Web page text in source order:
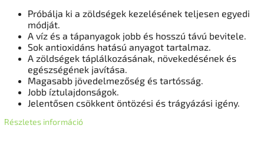
Próbálja ki a zöldségek kezelésének teljesen egyedi
módját.
A víz és a tápanyagok jobb és hosszú távú bevitele.
Sok antioxidáns hatású anyagot tartalmaz.
A zöldségek táplálkozásának, növekedésének és
egészségének javítása.
Magasabb jövedelmezőség és tartósság.
Jobb íztulajdonságok.
Jelentősen csökkent öntözési és trágyázási igény.
Részletes információ